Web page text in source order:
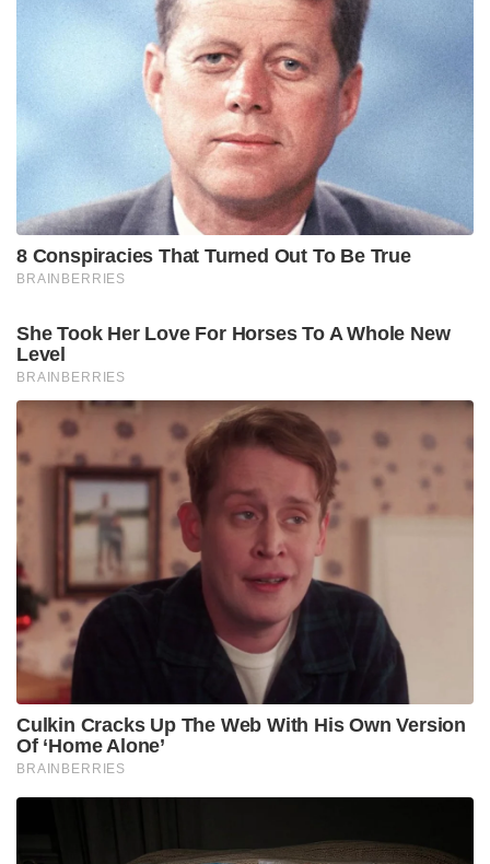
8 Conspiracies That Turned Out To Be True
BRAINBERRIES
She Took Her Love For Horses To A Whole New
Level
BRAINBERRIES
Culkin Cracks Up The Web With His Own Version
Of ‘Home Alone’
BRAINBERRIES